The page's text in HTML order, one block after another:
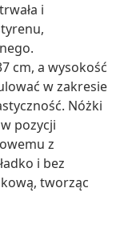
i
cm, a wysokość
w zakresie
Nóżki
pozycji
z
i bez
tworząc